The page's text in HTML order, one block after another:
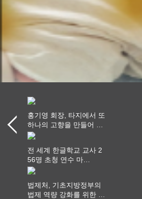
홍기영 회장, 타지에서 또
하나의 고향을 만들어 가
다
전 세계 한글학교 교사 2
56명 초청 연수 마
쳐...“수업은 더 깊게, 교
법제처, 기초지방정부의
법제 역량 강화를 위한 전